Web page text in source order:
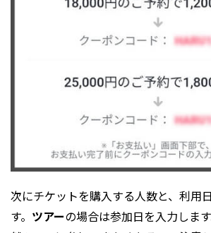
次にチケットを購入する人数と、利用
す。 ツアーの場合は参加日を入力しま